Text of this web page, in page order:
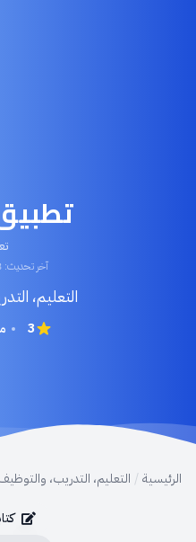
آخر تحديث: 08 يوليو 2026
التعليم،
3
الرئيسية / التعليم، التدريب،